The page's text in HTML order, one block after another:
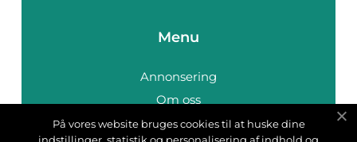
Menu
Annonsering
Om oss
Cookies
På vores website bruges cookies til at huske dine